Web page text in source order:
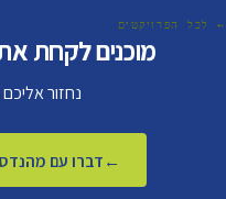
← לכל הפרויקטים
מוכנים לקחת
נחזור
דברו עם מהנדס